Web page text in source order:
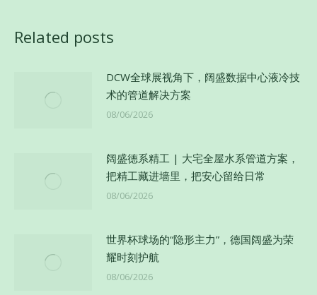
Related posts
DCW全球展视角下，阔盛数据中心液冷技
术的管道解决方案
08/06/2026
阔盛德系精工 | 大宅全屋水系管道方案，
把精工藏进墙里，把安心留给日常
08/06/2026
世界杯球场的“隐形主力”，德国阔盛为荣
耀时刻护航
08/06/2026